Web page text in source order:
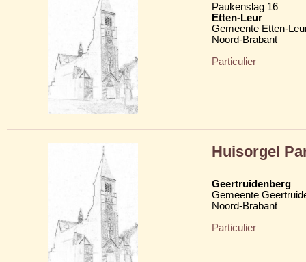
Paukenslag 16
Etten-Leur
Gemeente Etten-
Noord-Brabant
Particulier
Huisorgel
Geertruidenberg
Gemeente
Noord-Brabant
Particulier